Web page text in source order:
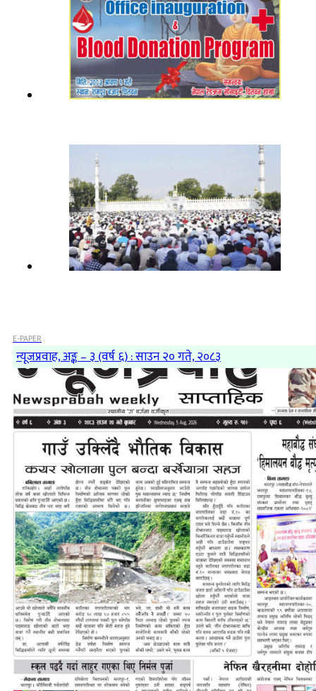
E-PAPER
न्यूजप्रवाह, अङ्क – ३ (वर्ष ६) : साउन २० गते, २०८३